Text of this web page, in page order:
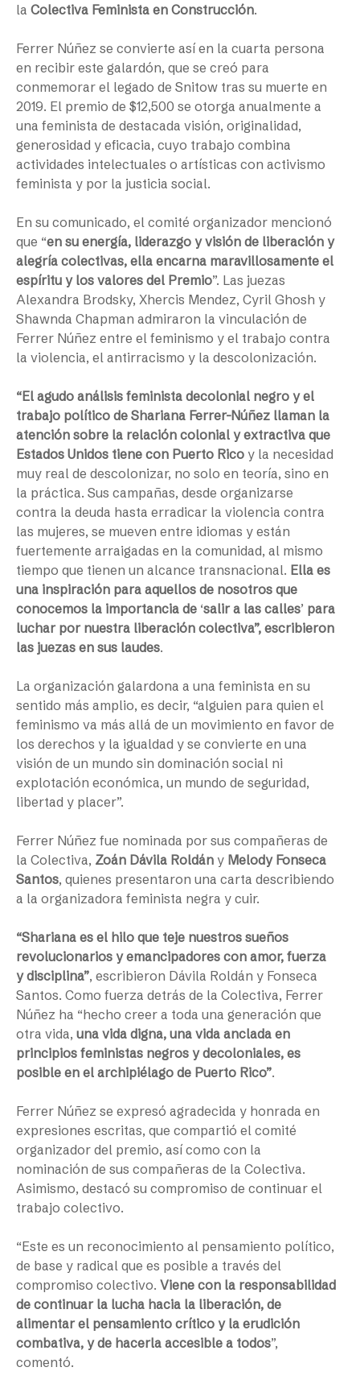
la Colectiva Feminista en Construcción.
Ferrer Núñez se convierte así en la cuarta persona
en recibir este galardón, que se creó para
conmemorar el legado de Snitow tras su muerte en
2019. El premio de $12,500 se otorga anualmente a
una feminista de destacada visión, originalidad,
generosidad y eficacia, cuyo trabajo combina
actividades intelectuales o artísticas con activismo
feminista y por la justicia social.
En su comunicado, el comité organizador mencionó
que “en su energía, liderazgo y visión de liberación y
alegría colectivas, ella encarna maravillosamente el
espíritu y los valores del Premio”. Las juezas
Alexandra Brodsky, Xhercis Mendez, Cyril Ghosh y
Shawnda Chapman admiraron la vinculación de
Ferrer Núñez entre el feminismo y el trabajo contra
la violencia, el antirracismo y la descolonización.
“El agudo análisis feminista decolonial negro y el
trabajo político de Shariana Ferrer-Núñez llaman la
atención sobre la relación colonial y extractiva que
Estados Unidos tiene con Puerto Rico y la necesidad
muy real de descolonizar, no solo en teoría, sino en
la práctica. Sus campañas, desde organizarse
contra la deuda hasta erradicar la violencia contra
las mujeres, se mueven entre idiomas y están
fuertemente arraigadas en la comunidad, al mismo
tiempo que tienen un alcance transnacional. Ella es
una inspiración para aquellos de nosotros que
conocemos la importancia de ‘salir a las calles’ para
luchar por nuestra liberación colectiva”, escribieron
las juezas en sus laudes.
La organización galardona a una feminista en su
sentido más amplio, es decir, “alguien para quien el
feminismo va más allá de un movimiento en favor de
los derechos y la igualdad y se convierte en una
visión de un mundo sin dominación social ni
explotación económica, un mundo de seguridad,
libertad y placer”.
Ferrer Núñez fue nominada por sus compañeras de
la Colectiva, Zoán Dávila Roldán y Melody Fonseca
Santos, quienes presentaron una carta describiendo
a la organizadora feminista negra y cuir.
“Shariana es el hilo que teje nuestros sueños
revolucionarios y emancipadores con amor, fuerza
y ​​disciplina”, escribieron Dávila Roldán y Fonseca
Santos. Como fuerza detrás de la Colectiva, Ferrer
Núñez ha “hecho creer a toda una generación que
otra vida, una vida digna, una vida anclada en
principios feministas negros y decoloniales, es
posible en el archipiélago de Puerto Rico”.
Ferrer Núñez se expresó agradecida y honrada en
expresiones escritas, que compartió el comité
organizador del premio, así como con la
nominación de sus compañeras de la Colectiva.
Asimismo, destacó su compromiso de continuar el
trabajo colectivo.
“Este es un reconocimiento al pensamiento político,
de base y radical que es posible a través del
compromiso colectivo. Viene con la responsabilidad
de continuar la lucha hacia la liberación, de
alimentar el pensamiento crítico y la erudición
combativa, y de hacerla accesible a todos”,
comentó.